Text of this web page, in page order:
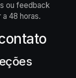
ou feedback
48 horas.